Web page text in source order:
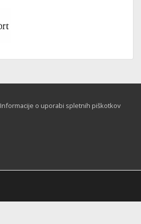
Informacije o uporabi spletnih piškotkov